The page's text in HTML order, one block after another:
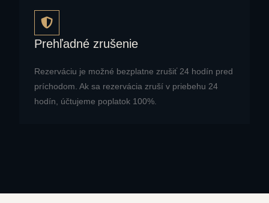
Prehľadné zrušenie
Rezerváciu je možné bezplatne zrušiť 24 hodín pred
príchodom. Ak sa rezervácia zruší v priebehu 24
hodín, účtujeme poplatok 100%.